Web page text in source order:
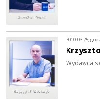
2010-03-25,
Wydawca